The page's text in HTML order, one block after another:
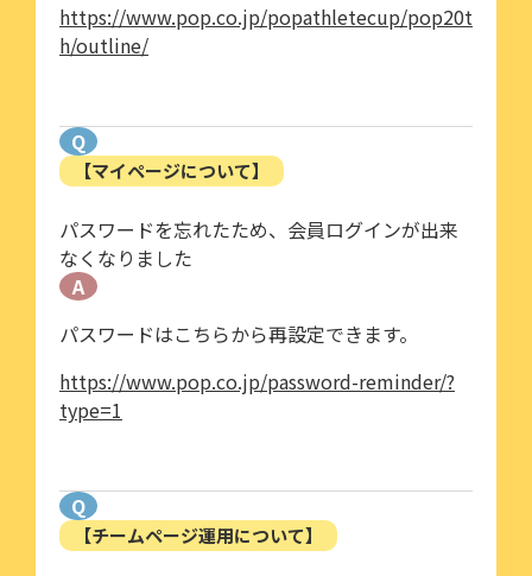
https://www.pop.co.jp/popathletecup/pop20t
h/outline/
Q
【マイページについて】
パスワードを忘れたため、会員ログインが出来
なくなりました
A
パスワードはこちらから再設定できます。
https://www.pop.co.jp/password-reminder/?
type=1
Q
【チームページ運用について】